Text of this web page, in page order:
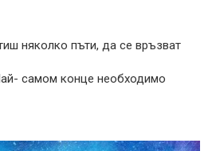
няколко пъти, да се връзват
самом конце необходимо